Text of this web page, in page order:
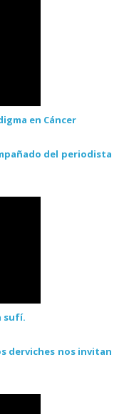
en Cáncer
del periodista
sufí.
derviches nos invitan